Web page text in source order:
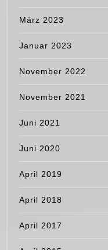
März 2023
Januar 2023
November 2022
November 2021
Juni 2021
Juni 2020
April 2019
April 2018
April 2017